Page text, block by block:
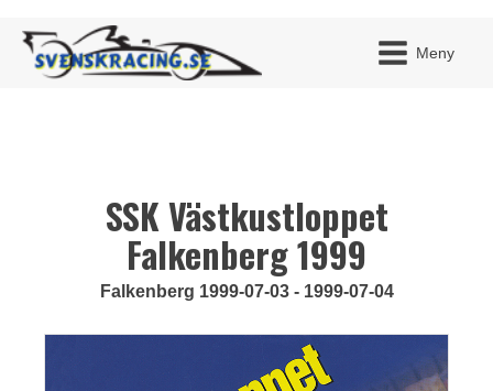
Meny
SSK Västkustloppet
Falkenberg 1999
Falkenberg 1999-07-03 - 1999-07-04